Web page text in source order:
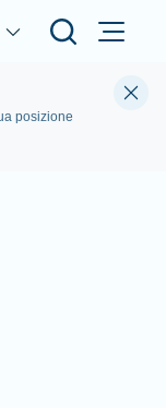
content
posizione